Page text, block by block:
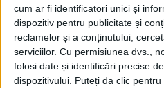
cum ar fi identificatori unici și
dispozitiv pentru publicitate și
reclamelor și a conținutului,
serviciilor. Cu permisiunea dvs.,
folosi date și identificări precise
dispozitivului. Puteți da clic